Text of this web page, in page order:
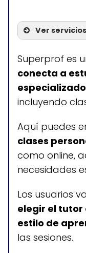
Ver
Superprof es
conecta a
incluyendo
Aquí puedes
clases
como online,
necesidades
Los usuarios
elegir el tutor
estilo de
las sesiones.